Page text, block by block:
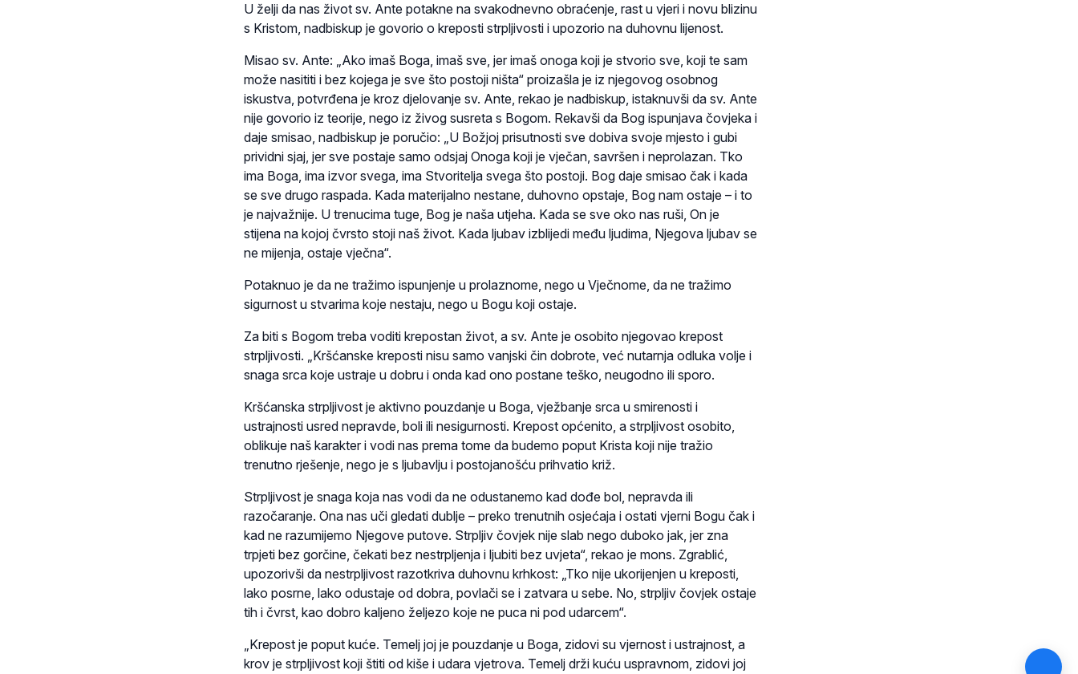
U želji da nas život sv. Ante potakne na svakodnevno obraćenje, rast u vjeri i novu blizinu
s Kristom, nadbiskup je govorio o kreposti strpljivosti i upozorio na duhovnu lijenost.
Misao sv. Ante: „Ako imaš Boga, imaš sve, jer imaš onoga koji je stvorio sve, koji te sam
može nasititi i bez kojega je sve što postoji ništa“ proizašla je iz njegovog osobnog
iskustva, potvrđena je kroz djelovanje sv. Ante, rekao je nadbiskup, istaknuvši da sv. Ante
nije govorio iz teorije, nego iz živog susreta s Bogom. Rekavši da Bog ispunjava čovjeka i
daje smisao, nadbiskup je poručio: „U Božjoj prisutnosti sve dobiva svoje mjesto i gubi
prividni sjaj, jer sve postaje samo odsjaj Onoga koji je vječan, savršen i neprolazan. Tko
ima Boga, ima izvor svega, ima Stvoritelja svega što postoji. Bog daje smisao čak i kada
se sve drugo raspada. Kada materijalno nestane, duhovno opstaje, Bog nam ostaje – i to
je najvažnije. U trenucima tuge, Bog je naša utjeha. Kada se sve oko nas ruši, On je
stijena na kojoj čvrsto stoji naš život. Kada ljubav izblijedi među ljudima, Njegova ljubav se
ne mijenja, ostaje vječna“.
Potaknuo je da ne tražimo ispunjenje u prolaznome, nego u Vječnome, da ne tražimo
sigurnost u stvarima koje nestaju, nego u Bogu koji ostaje.
Za biti s Bogom treba voditi krepostan život, a sv. Ante je osobito njegovao krepost
strpljivosti. „Kršćanske kreposti nisu samo vanjski čin dobrote, već nutarnja odluka volje i
snaga srca koje ustraje u dobru i onda kad ono postane teško, neugodno ili sporo.
Kršćanska strpljivost je aktivno pouzdanje u Boga, vježbanje srca u smirenosti i
ustrajnosti usred nepravde, boli ili nesigurnosti. Krepost općenito, a strpljivost osobito,
oblikuje naš karakter i vodi nas prema tome da budemo poput Krista koji nije tražio
trenutno rješenje, nego je s ljubavlju i postojanošću prihvatio križ.
Strpljivost je snaga koja nas vodi da ne odustanemo kad dođe bol, nepravda ili
razočaranje. Ona nas uči gledati dublje – preko trenutnih osjećaja i ostati vjerni Bogu čak i
kad ne razumijemo Njegove putove. Strpljiv čovjek nije slab nego duboko jak, jer zna
trpjeti bez gorčine, čekati bez nestrpljenja i ljubiti bez uvjeta“, rekao je mons. Zgrablić,
upozorivši da nestrpljivost razotkriva duhovnu krhkost: „Tko nije ukorijenjen u kreposti,
lako posrne, lako odustaje od dobra, povlači se i zatvara u sebe. No, strpljiv čovjek ostaje
tih i čvrst, kao dobro kaljeno željezo koje ne puca ni pod udarcem“.
„Krepost je poput kuće. Temelj joj je pouzdanje u Boga, zidovi su vjernost i ustrajnost, a
krov je strpljivost koji štiti od kiše i udara vjetrova. Temelj drži kuću uspravnom, zidovi joj